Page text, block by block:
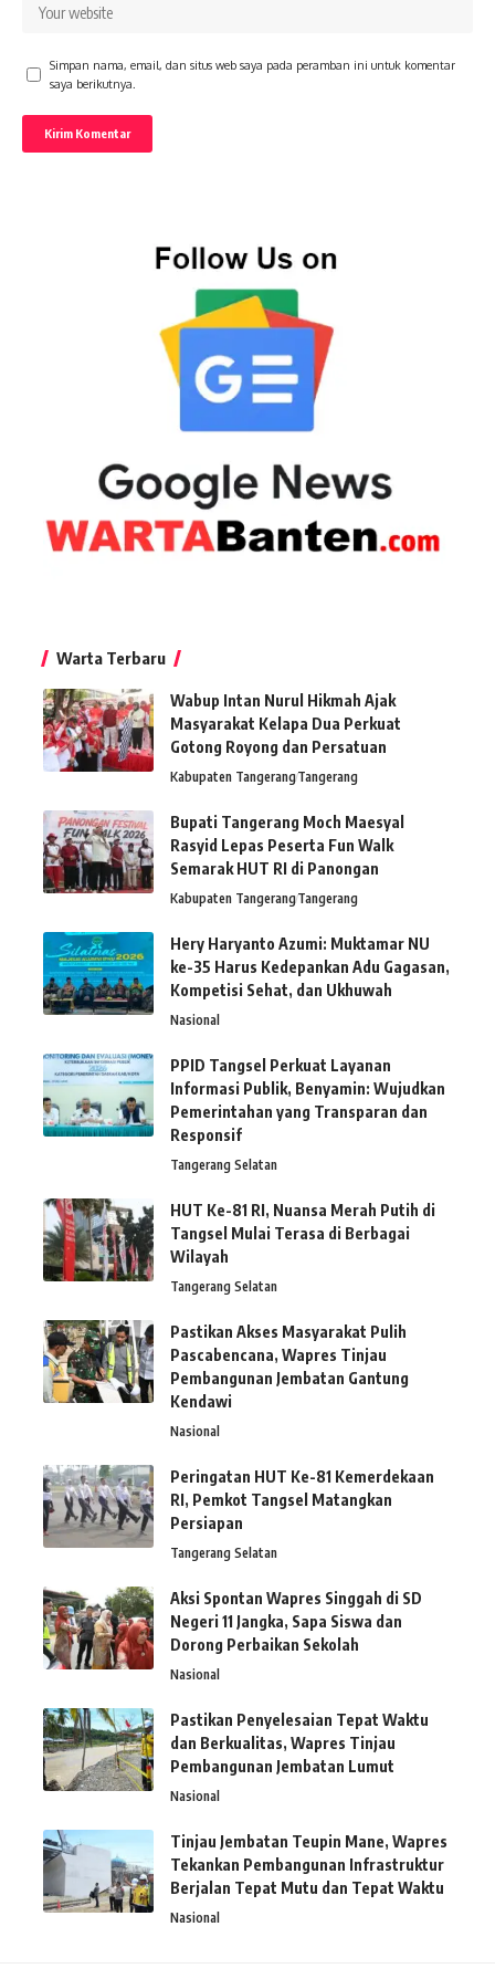
Simpan nama, email, dan situs web saya pada peramban ini untuk komentar
saya berikutnya.
Warta Terbaru
Wabup Intan Nurul Hikmah Ajak
Masyarakat Kelapa Dua Perkuat
Gotong Royong dan Persatuan
Kabupaten TangerangTangerang
Bupati Tangerang Moch Maesyal
Rasyid Lepas Peserta Fun Walk
Semarak HUT RI di Panongan
Kabupaten TangerangTangerang
Hery Haryanto Azumi: Muktamar NU
ke-35 Harus Kedepankan Adu Gagasan,
Kompetisi Sehat, dan Ukhuwah
Nasional
PPID Tangsel Perkuat Layanan
Informasi Publik, Benyamin: Wujudkan
Pemerintahan yang Transparan dan
Responsif
Tangerang Selatan
HUT Ke-81 RI, Nuansa Merah Putih di
Tangsel Mulai Terasa di Berbagai
Wilayah
Tangerang Selatan
Pastikan Akses Masyarakat Pulih
Pascabencana, Wapres Tinjau
Pembangunan Jembatan Gantung
Kendawi
Nasional
Peringatan HUT Ke-81 Kemerdekaan
RI, Pemkot Tangsel Matangkan
Persiapan
Tangerang Selatan
Aksi Spontan Wapres Singgah di SD
Negeri 11 Jangka, Sapa Siswa dan
Dorong Perbaikan Sekolah
Nasional
Pastikan Penyelesaian Tepat Waktu
dan Berkualitas, Wapres Tinjau
Pembangunan Jembatan Lumut
Nasional
Tinjau Jembatan Teupin Mane, Wapres
Tekankan Pembangunan Infrastruktur
Berjalan Tepat Mutu dan Tepat Waktu
Nasional